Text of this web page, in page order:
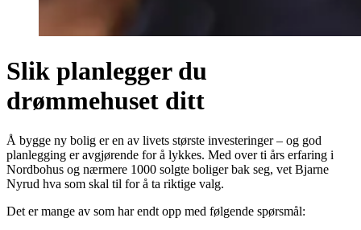
Slik planlegger du
drømmehuset ditt
Å bygge ny bolig er en av livets største investeringer – og god
planlegging er avgjørende for å lykkes. Med over ti års erfaring i
Nordbohus og nærmere 1000 solgte boliger bak seg, vet Bjarne
Nyrud hva som skal til for å ta riktige valg.
Det er mange av som har endt opp med følgende spørsmål: